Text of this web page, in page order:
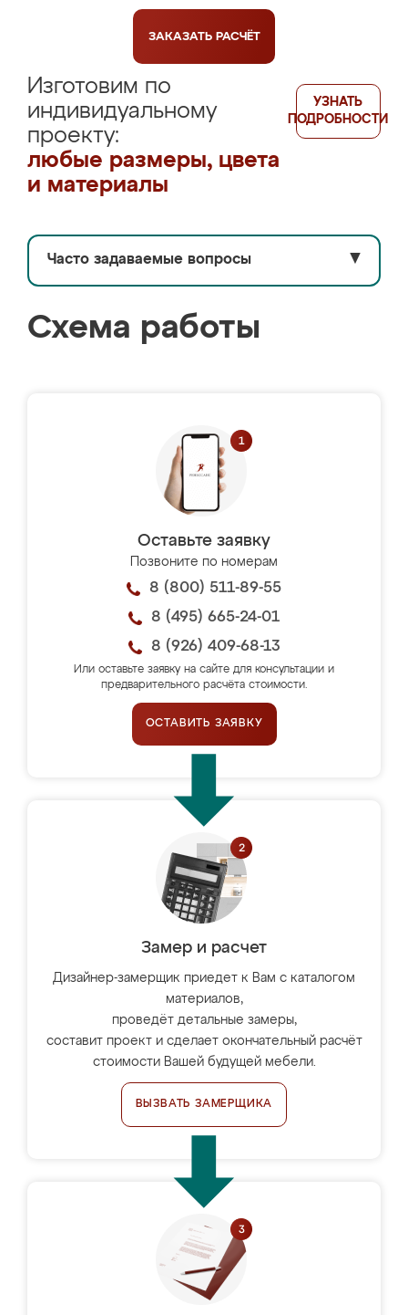
ЗАКАЗАТЬ РАСЧЁТ
Изготовим по
индивидуальному
проекту:
любые размеры, цвета
и материалы
УЗНАТЬ
ПОДРОБНОСТИ
Часто задаваемые вопросы ▼
Схема работы
Оставьте заявку
Позвоните по номерам
8 (800) 511-89-55
8 (495) 665-24-01
8 (926) 409-68-13
Или оставьте заявку на сайте для консультации и
предварительного расчёта стоимости.
ОСТАВИТЬ ЗАЯВКУ
Замер и расчет
Дизайнер-замерщик приедет к Вам с каталогом
материалов,
проведёт детальные замеры,
составит проект и сделает окончательный расчёт
стоимости Вашей будущей мебели.
ВЫЗВАТЬ ЗАМЕРЩИКА